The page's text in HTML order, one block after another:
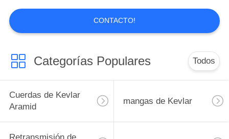
Roller de silicio
fundido
18
CONTACTO!
Categorías Populares Todos
Cuerdas de Kevlar
Aramid
mangas de Kevlar